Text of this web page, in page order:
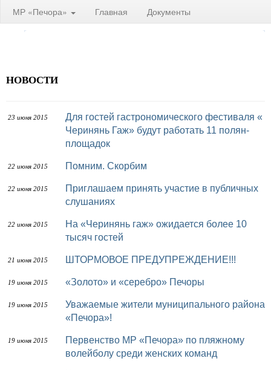
МР «Печора» Главная Документы
НОВОСТИ
23 июня 2015
Для гостей гастрономического фестиваля «
Черинянь Гаж» будут работать 11 полян-
площадок
22 июня 2015 Помним. Скорбим
22 июня 2015
Приглашаем принять участие в публичных
слушаниях
22 июня 2015
На «Черинянь гаж» ожидается более 10
тысяч гостей
21 июня 2015 ШТОРМОВОЕ ПРЕДУПРЕЖДЕНИЕ!!!
19 июня 2015 «Золото» и «серебро» Печоры
19 июня 2015
Уважаемые жители муниципального района
«Печора»!
19 июня 2015
Первенство МР «Печора» по пляжному
волейболу среди женских команд